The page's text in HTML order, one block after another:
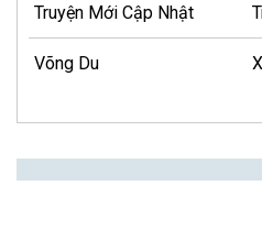
Truyện Mới Cập Nhật
Võng Du